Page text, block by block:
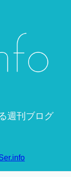
週刊ブログ